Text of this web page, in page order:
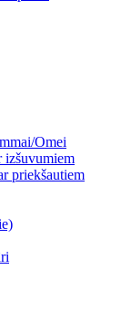
Omei
izšuvumiem
priekšautiem